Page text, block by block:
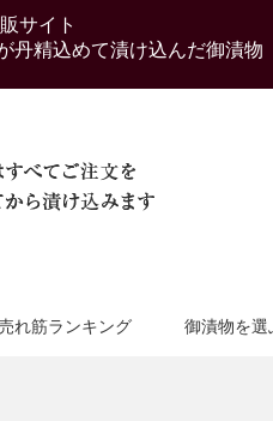
サイト
丹精込めて漬け込んだ御漬物
れ筋ランキング 御漬物を選